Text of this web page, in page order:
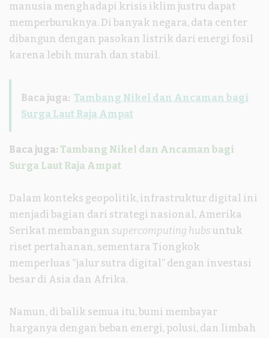
manusia menghadapi krisis iklim justru dapat
memperburuknya. Di banyak negara, data center
dibangun dengan pasokan listrik dari energi fosil
karena lebih murah dan stabil.
Baca juga: Tambang Nikel dan Ancaman bagi
Surga Laut Raja Ampat
Baca juga: Tambang Nikel dan Ancaman bagi
Surga Laut Raja Ampat
Dalam konteks geopolitik, infrastruktur digital ini
menjadi bagian dari strategi nasional, Amerika
Serikat membangun supercomputing hubs untuk
riset pertahanan, sementara Tiongkok
memperluas “jalur sutra digital” dengan investasi
besar di Asia dan Afrika.
Namun, di balik semua itu, bumi membayar
harganya dengan beban energi, polusi, dan limbah